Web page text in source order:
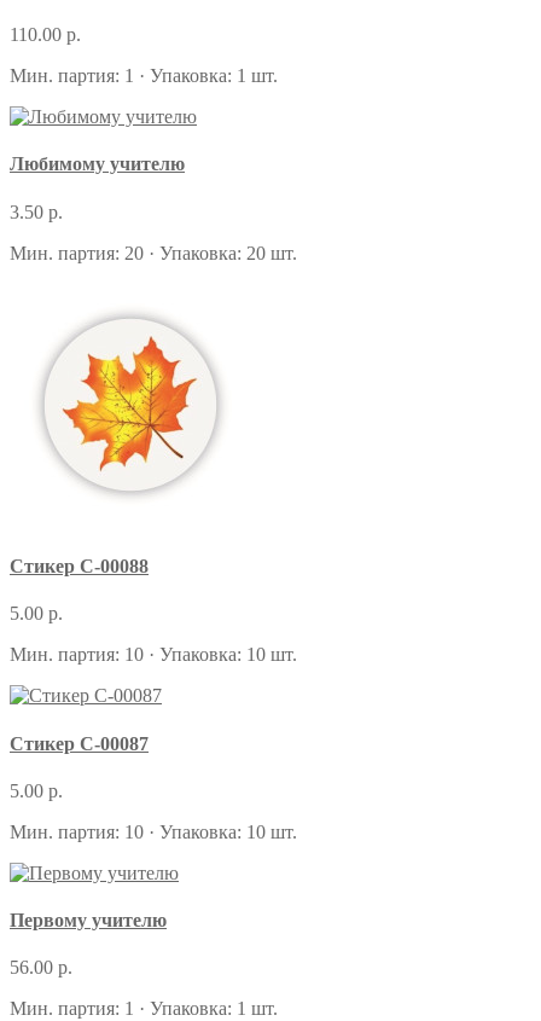
110.00 р.
Мин. партия: 1 · Упаковка: 1 шт.
Любимому учителю
3.50 р.
Мин. партия: 20 · Упаковка: 20 шт.
Стикер С-00088
5.00 р.
Мин. партия: 10 · Упаковка: 10 шт.
Стикер С-00087
5.00 р.
Мин. партия: 10 · Упаковка: 10 шт.
Первому учителю
56.00 р.
Мин. партия: 1 · Упаковка: 1 шт.